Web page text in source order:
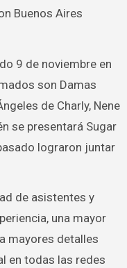
Buenos Aires
9 de noviembre en
son Damas
de Charly, Nene
se presentará Sugar
lograron juntar
de asistentes y
una mayor
mayores detalles
en todas las redes